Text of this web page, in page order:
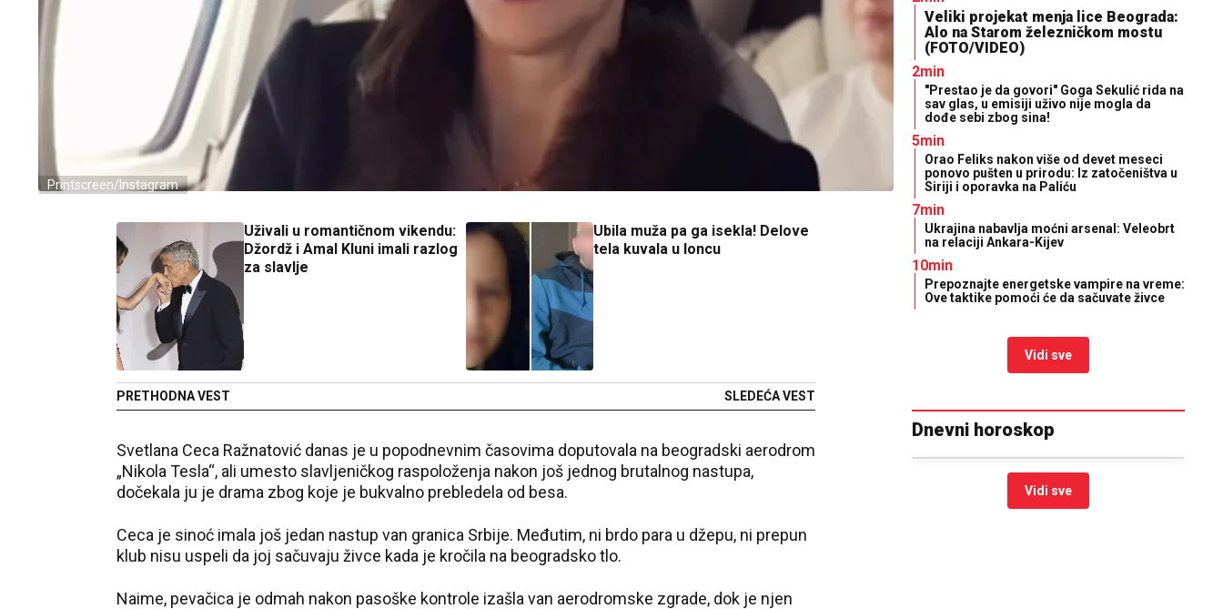
Printscreen/Instagram
Uživali u romantičnom vikendu:
Džordž i Amal Kluni imali razlog
za slavlje
PRETHODNA VEST
Ubila muža pa ga isekla! Delove
tela kuvala u loncu
SLEDEĆA VEST
Svetlana Ceca Ražnatović danas je u popodnevnim časovima doputovala na beogradski aerodrom
„Nikola Tesla“, ali umesto slavljeničkog raspoloženja nakon još jednog brutalnog nastupa,
dočekala ju je drama zbog koje je bukvalno prebledela od besa.
Ceca je sinoć imala još jedan nastup van granica Srbije. Međutim, ni brdo para u džepu, ni prepun
klub nisu uspeli da joj sačuvaju živce kada je kročila na beogradsko tlo.
Naime, pevačica je odmah nakon pasoške kontrole izašla van aerodromske zgrade, dok je njen
Veliki projekat menja lice Beograda:
Alo na Starom železničkom mostu
(FOTO/VIDEO)
2min
"Prestao je da govori" Goga Sekulić rida na
sav glas, u emisiji uživo nije mogla da
dođe sebi zbog sina!
5min
Orao Feliks nakon više od devet meseci
ponovo pušten u prirodu: Iz zatočeništva u
Siriji i oporavka na Paliću
7min
Ukrajina nabavlja moćni arsenal: Veleobrt
na relaciji Ankara-Kijev
10min
Prepoznajte energetske vampire na vreme:
Ove taktike pomoći će da sačuvate živce
Vidi sve
Dnevni horoskop
Vidi sve